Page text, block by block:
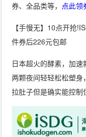
券、全品类等， 点此领
【手慢无】10点开抢
件券后226元包邮
日本超火的酵素，加
两颗夜间轻轻松松塑
拉肚子但是确实能控制